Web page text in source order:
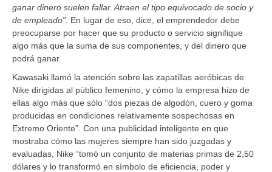
ganar dinero suelen fallar. Atraen el tipo equivocado de socio y
de empleado”. En lugar de eso, dice, el emprendedor debe
preocuparse por hacer que su producto o servicio signifique
algo más que la suma de sus componentes, y del dinero que
podrá ganar.
Kawasaki llamó la atención sobre las zapatillas aeróbicas de
Nike dirigidas al público femenino, y cómo la empresa hizo de
ellas algo más que sólo “dos piezas de algodón, cuero y goma
producidas en condiciones relativamente sospechosas en
Extremo Oriente”. Con una publicidad inteligente en que
mostraba cómo las mujeres siempre han sido juzgadas y
evaluadas, Nike “tomó un conjunto de materias primas de 2,50
dólares y lo transformó en símbolo de eficiencia, poder y